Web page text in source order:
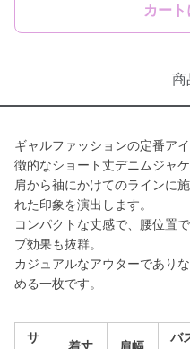
カー
商
ギャルファッションの定番ア
徴的なショート丈デニムジャケ
肩から袖にかけてのラインに
れた印象を演出します。
コンパクトな丈感で、腰位置
プ効果も抜群。
カジュアルなアウターであり
める一枚です。
サ
バ